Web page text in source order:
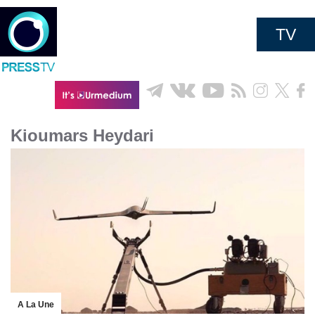
TV
Kioumars Heydari
A La Une